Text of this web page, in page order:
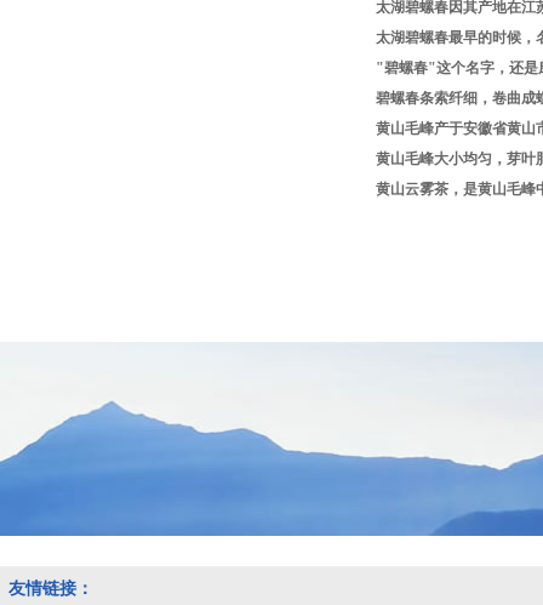
太湖碧螺春因其产地在江
太湖碧螺春最早的时候
"碧螺春"这个名字，还是
碧螺春条索纤细，卷曲成
黄山毛峰产于安徽省黄山
黄山毛峰大小均匀，芽叶
黄山云雾茶，是黄山毛峰
友情链接：